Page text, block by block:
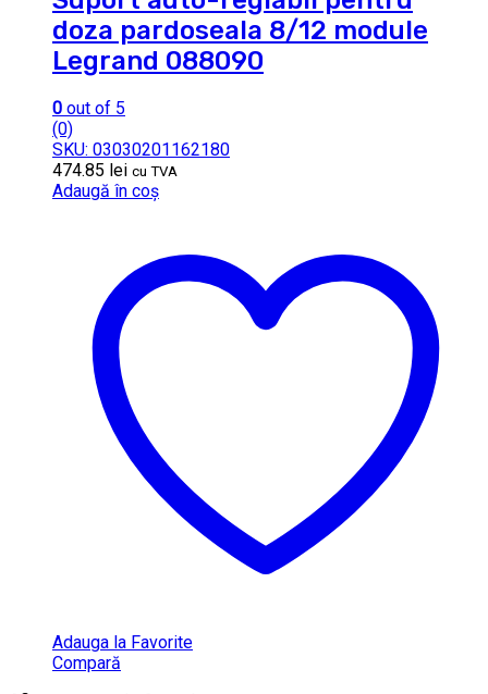
doza pardoseala 8/12 module
Legrand 088090
0 out of 5
(0)
SKU: 03030201162180
474.85 lei cu TVA
Adaugă în coș
Adauga la Favorite
Compară